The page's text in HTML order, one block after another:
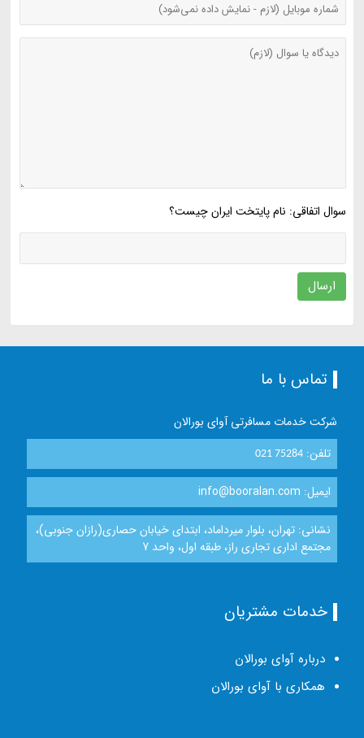
سوال اتفاقی: نام پایتخت ایران چیست؟
ارسال
تماس با ما
شرکت خدمات مسافرتی آوای بورالان
تلفن:021 75284
ایمیل: info@booralan.com
نشانی: تهران، بلوار میرداماد، ابتدای خیابان حصاری(رازان جنوبی)،
مجتمع اداری تجاری راز، طبقه اول، واحد 7
خدمات مشتریان
درباره آوای بورالان
همکاری با آوای بورالان